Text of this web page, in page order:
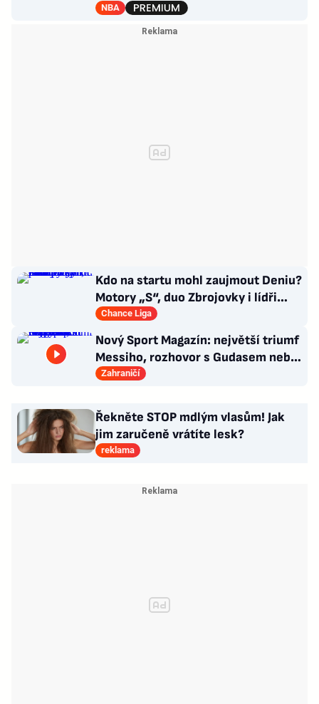
Jordana?
NBA
Kdo na startu mohl zaujmout Deniu?
Motory „S“, duo Zbrojovky i lídři
pohárových zástupců
Chance Liga
Nový Sport Magazín: největší triumf
Messiho, rozhovor s Gudasem nebo
plakát Pogačara
Zahraničí
Řekněte STOP mdlým vlasům! Jak
jim zaručeně vrátíte lesk?
reklama